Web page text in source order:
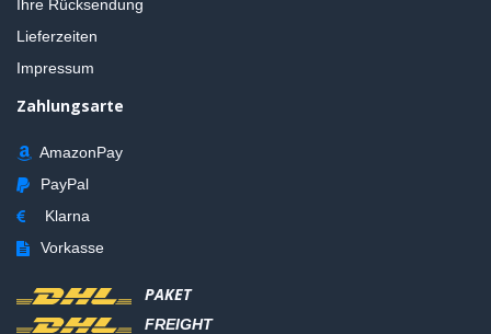
Ihre Rücksendung
Lieferzeiten
Impressum
Zahlungsarte
AmazonPay
PayPal
Klarna
Vorkasse
PAKET
FREIGHT